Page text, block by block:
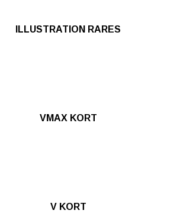
ILLUSTRATION RARES
VMAX KORT
V KORT